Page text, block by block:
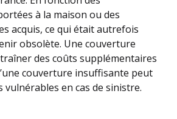
à la maison ou des
acquis, ce qui était autrefois
obsolète. Une couverture
des coûts supplémentaires
couverture insuffisante peut
vulnérables en cas de sinistre.